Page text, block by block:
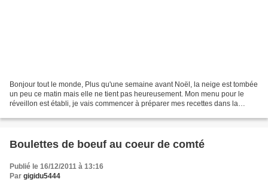
Bonjour tout le monde, Plus qu'une semaine avant Noël, la neige est tombée
un peu ce matin mais elle ne tient pas heureusement. Mon menu pour le
réveillon est établi, je vais commencer à préparer mes recettes dans la
Boulettes de boeuf au coeur de comté
Publié le 16/12/2011 à 13:16
Par gigidu5444